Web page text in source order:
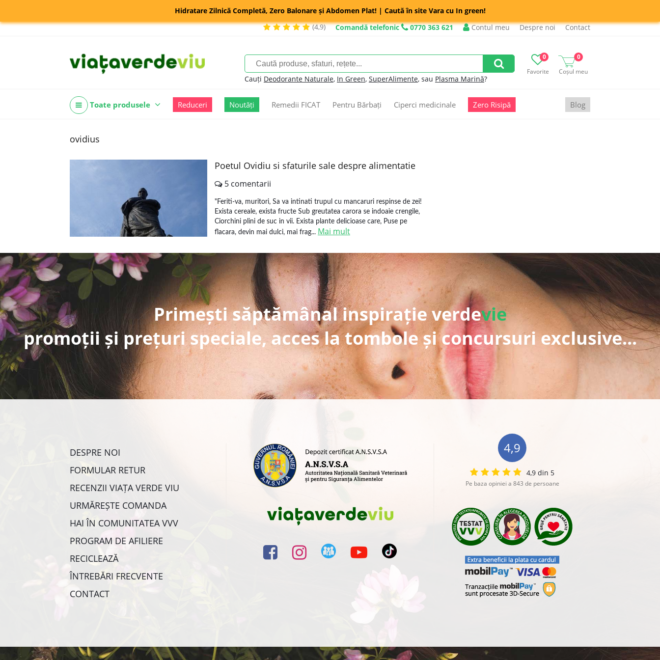
Hidratare Zilnică Completă, Zero Balonare și Abdomen Plat! | Caută în site Vara cu In green!
(4,9)
Comandă telefonic 0770 363 621 Contul meu Despre noi Contact
Favorite
0
Coșul meu
0
Cauți Deodorante Naturale, In Green, SuperAlimente, sau Plasma Marină?
Toate produsele Reduceri Noutăți Remedii FICAT Pentru Bărbați Ciperci medicinale Zero Risipă Blog
ovidius
Poetul Ovidiu si sfaturile sale despre alimentatie
5 comentarii
"Feriti-va, muritori, Sa va intinati trupul cu mancaruri respinse de zei!
Exista cereale, exista fructe Sub greutatea carora se indoaie crengile,
Ciorchini plini de suc in vii. Exista plante delicioase care, Puse pe
flacara, devin mai dulci, mai frag... Mai mult
Primești săptămânal inspirație verdevie
promoții și prețuri speciale, acces la tombole și concursuri exclusive...
DESPRE NOI
FORMULAR RETUR
RECENZII VIAȚA VERDE VIU
URMĂREȘTE COMANDA
HAI ÎN COMUNITATEA VVV
PROGRAM DE AFILIERE
RECICLEAZĂ
ÎNTREBĂRI FRECVENTE
CONTACT
4,9
4,9 din 5
Pe baza opiniei a 843 de persoane